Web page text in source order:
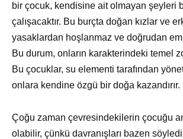
bir çocuk, kendisine ait olmayan şeyleri
çalışacaktır. Bu burçta doğan kızlar ve
yasaklardan hoşlanmaz ve doğrudan
Bu durum, onların karakterindeki temel
Bu çocuklar, su elementi tarafından
onlara kendine özgü bir doğa kazandırır.
Çoğu zaman çevresindekilerin çocuğu
olabilir, çünkü davranışları bazen